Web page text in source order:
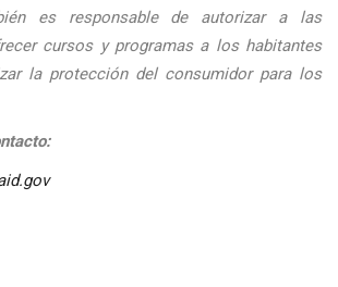
es responsable de autorizar a las
cursos y programas a los habitantes
la protección del consumidor para los